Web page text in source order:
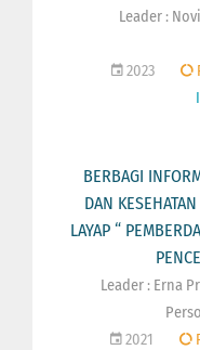
Leader :
2023
BERBAGI
DAN
LAYAP “
Leader : Erna
2021